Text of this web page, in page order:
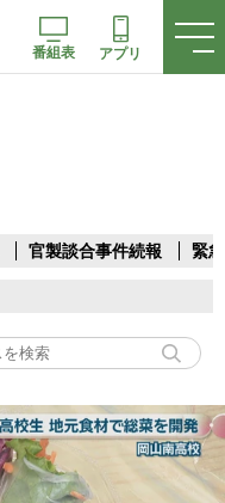
番組表 アプリ
官製談合事件続報 緊